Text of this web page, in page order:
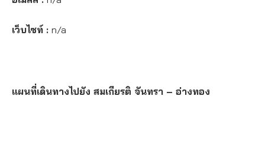
เว็บไซท์ : n/a
แผนที่เดินทางไปยัง สมเกียรติ จันทรา – อ่างทอง